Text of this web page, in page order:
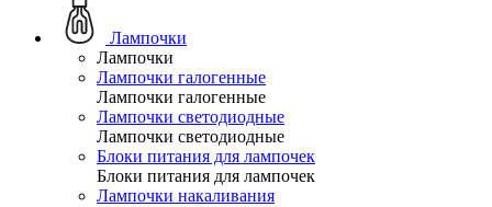
Лампочки
Лампочки
Лампочки галогенные
Лампочки галогенные
Лампочки светодиодные
Лампочки светодиодные
Блоки питания для лампочек
Блоки питания для лампочек
Лампочки накаливания